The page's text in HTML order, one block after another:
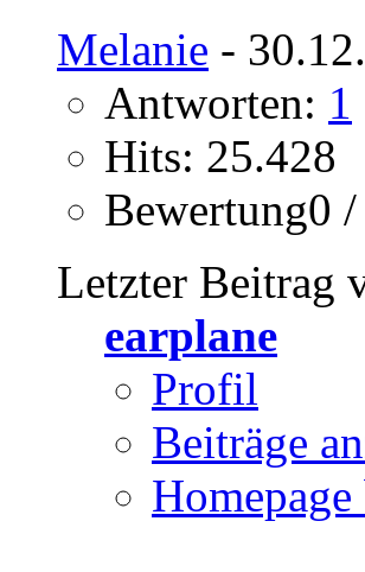
Melanie -
Antworten: 1
Hits: 25.428
Bewertung0 /
Letzter Beitrag
earplane
Profil
Beiträge
Homepage